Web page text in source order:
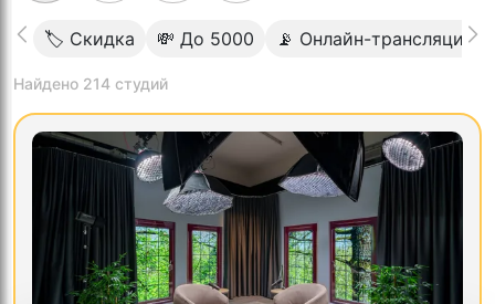
🏷 Скидка 💸 До 5000 📡 Онлайн-трансляция
Найдено 214 студий